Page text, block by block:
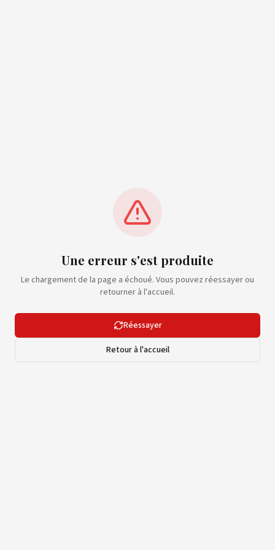
Une erreur s'est produite
Le chargement de la page a échoué. Vous pouvez réessayer ou
retourner à l'accueil.
Réessayer
Retour à l'accueil